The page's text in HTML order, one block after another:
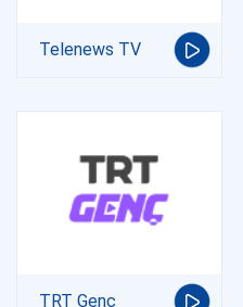
Telenews TV
TRT Genç